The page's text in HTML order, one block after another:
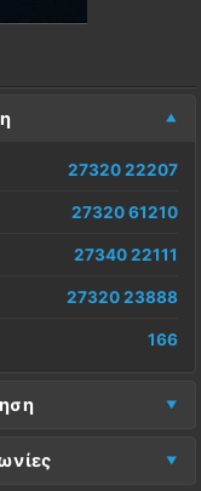
27320 22207
27320 61210
27340 22111
27320 23888
166